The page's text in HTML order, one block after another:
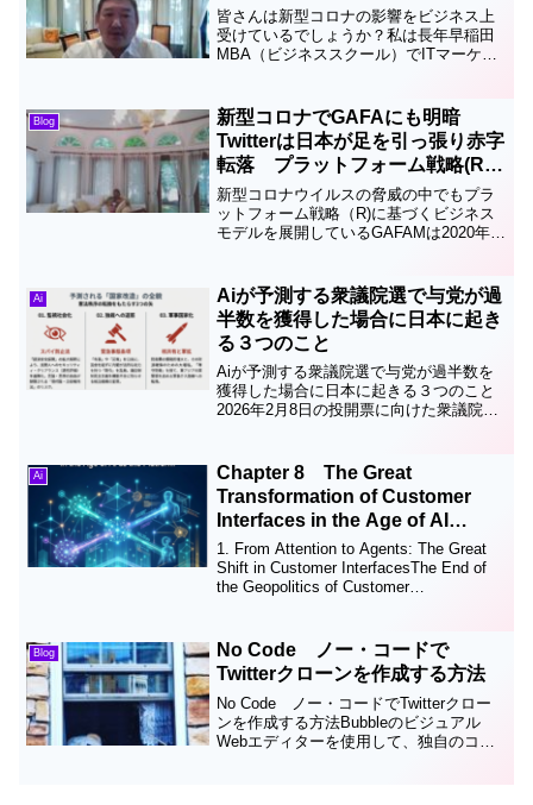
皆さんは新型コロナの影響をビジネス上
受けているでしょうか？私は長年早稲田
MBA（ビジネススクール）でITマーケテ
スモデルを考える必要があると思いま
す。私も先日の大前研一...
Blog
新型コロナでGAFAにも明暗
Twitterは日本が足を引っ張り赤字
転落 プラットフォーム戦略(R)
企業の明暗
新型コロナウイルスの脅威の中でもプラ
ットフォーム戦略（R)に基づくビジネス
モデルを展開しているGAFAMは2020年1
字転落とのこと。Google Amazon
Facebook Apple Microsoft でGAFAM で
す。
Ai
Aiが予測する衆議院選で与党が過
半数を獲得した場合に日本に起き
る３つのこと
Aiが予測する衆議院選で与党が過半数を
獲得した場合に日本に起きる３つのこと
2026年2月8日の投開票に向けた衆議院選
数を獲得した場合」のシナリオについ
て、AIが現在の高...
Ai
Chapter 8 The Great
Transformation of Customer
Interfaces in the Age of AI
Agents and the Rise of Trust
Architecture
1. From Attention to Agents: The Great
Shift in Customer InterfacesThe End of
the Geopolitics of Customer
Blog
No Code ノー・コードで
Twitterクローンを作成する方法
No Code ノー・コードでTwitterクロー
ンを作成する方法Bubbleのビジュアル
Webエディターを使用して、独自のコー